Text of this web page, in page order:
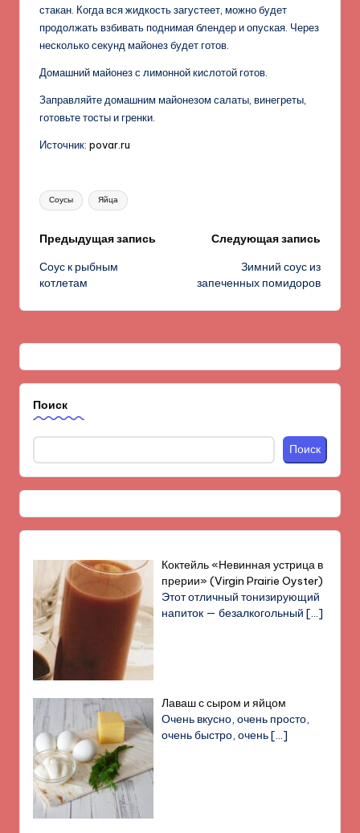
стакан. Когда вся жидкость загустеет, можно будет
продолжать взбивать поднимая блендер и опуская. Через
несколько секунд майонез будет готов.
Домашний майонез с лимонной кислотой готов.
Заправляйте домашним майонезом салаты, винегреты,
готовьте тосты и гренки.
Источник: povar.ru
Метки:
Соусы Яйца
Навигация
записи
Предыдущая запись
Соус к рыбным
котлетам
Следующая запись
Зимний соус из
запеченных помидоров
Поиск
Поиск
Коктейль «Невинная устрица в
прерии» (Virgin Prairie Oyster)
Этот отличный тонизирующий
напиток — безалкогольный[…]
Лаваш с сыром и яйцом
Очень вкусно, очень просто,
очень быстро, очень[…]